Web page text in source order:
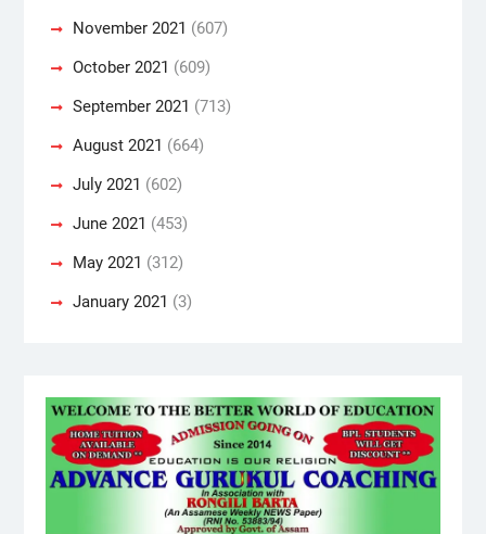
November 2021 (607)
October 2021 (609)
September 2021 (713)
August 2021 (664)
July 2021 (602)
June 2021 (453)
May 2021 (312)
January 2021 (3)